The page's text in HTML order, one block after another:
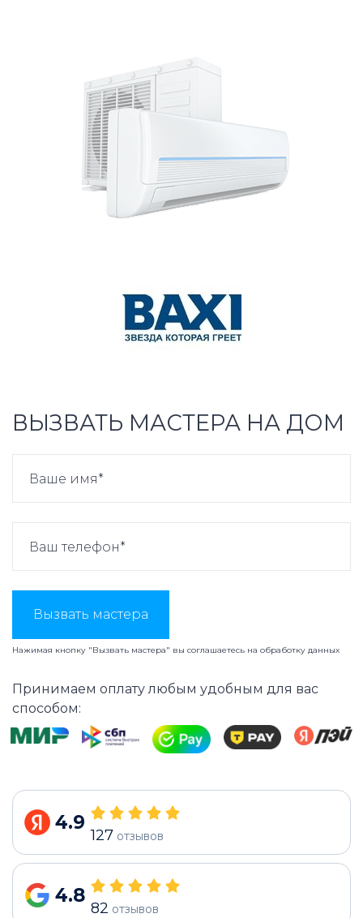
ВЫЗВАТЬ МАСТЕРА НА ДОМ
Вызвать мастера
Нажимая кнопку "Вызвать мастера" вы соглашаетесь на обработку данных
Принимаем оплату любым удобным для вас
способом:
4.9
127 отзывов
4.8
82 отзывов